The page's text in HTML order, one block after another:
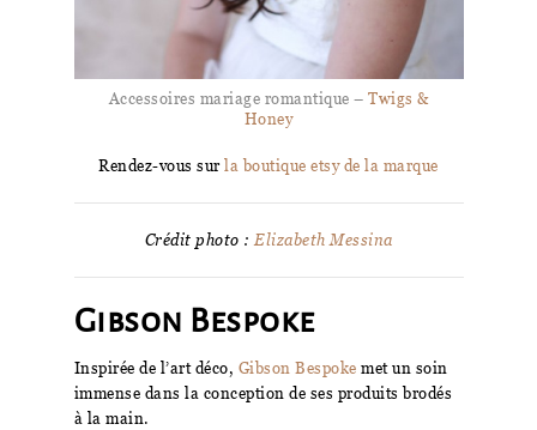
Accessoires mariage romantique – Twigs &
Honey
Rendez-vous surla boutique etsy de la marque
Crédit photo : Elizabeth Messina
Gibson Bespoke
Inspirée de l’art déco, Gibson Bespoke met un soin
immense dans la conception de ses produits brodés
à la main.